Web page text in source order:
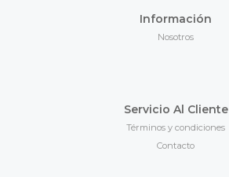
Información
Nosotros
Servicio Al Cliente
Términos y condiciones
Contacto